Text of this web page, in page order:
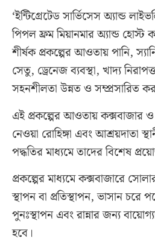
‘ইন্টিগ্রেটেড সার্ভিসেস অ্যান্ড
পিপল ফ্রম মিয়ানমার অ্যান্ড হোস্ট
শীর্ষক প্রকল্পের আওতায় পানি,
সেতু, ড্রেনেজ ব্যবস্থা, খাদ্য
সহনশীলতা উন্নত ও সম্প্রসারিত
এই প্রকল্পের আওতায় কক্সবাজার
নেওয়া রোহিঙ্গা এবং আশ্রয়দাতা
পদ্ধতির মাধ্যমে তাদের বিশেষ
প্রকল্পের মাধ্যমে কক্সবাজারে
স্থাপন বা প্রতিস্থাপন, ভাসান চরে
পুনঃস্থাপন এবং রান্নার জন্য
হবে।